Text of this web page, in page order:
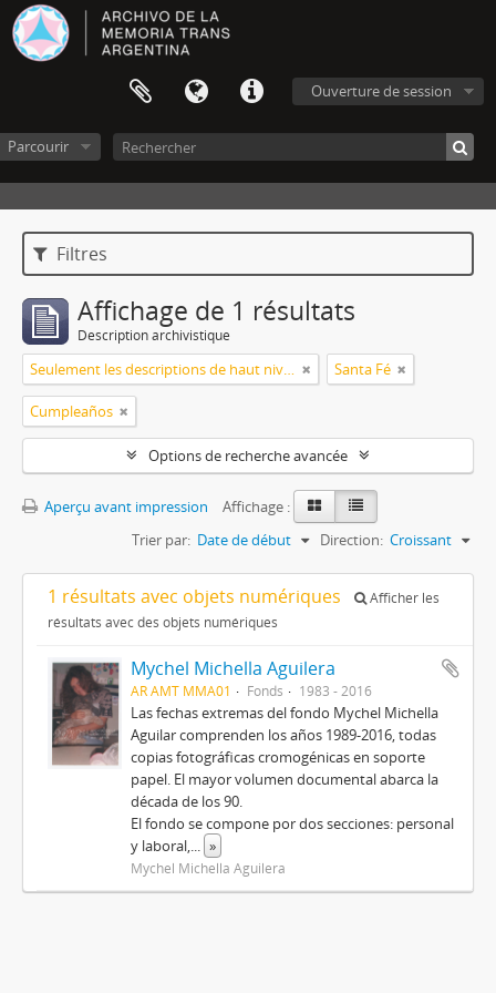
Ouverture de session
Parcourir
Filtres
Affichage de 1 résultats
Description archivistique
Seulement les descriptions de haut niveau Santa Fé
Cumpleaños
Options de recherche avancée
Aperçu avant impression
Affichage :
Trier par: Date de début Direction: Croissant
1 résultats avec objets numériques
Afficher les
résultats avec des objets numériques
Mychel Michella Aguilera
AR AMT MMA01 Fonds 1983 - 2016
Las fechas extremas del fondo Mychel Michella
Aguilar comprenden los años 1989-2016, todas
copias fotográficas cromogénicas en soporte
papel. El mayor volumen documental abarca la
década de los 90.
El fondo se compone por dos secciones: personal
y laboral,... »
Mychel Michella Aguilera